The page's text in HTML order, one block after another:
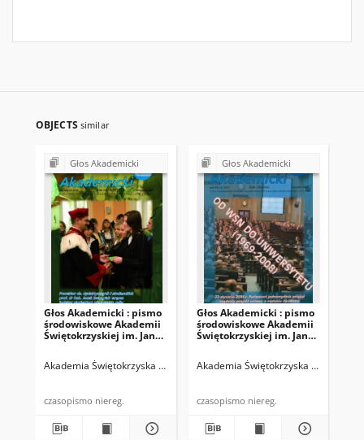
OBJECTS similar
Głos Akademicki
Głos Akademicki : pismo
środowiskowe Akademii
Świętokrzyskiej im. Jana
Kielcach. 2007, R. XIV, nr
3 (52) : listopad 2007
Akademia Świętokrzyska im. Jana Kochanowskiego (Kielce) Biskup,
czasopismo niereg.
Głos Akademicki
Głos Akademicki : pismo
środowiskowe Akademii
Świętokrzyskiej im. Jana
Kielcach. 2008, R. XV, nr 1
(53) : marzec 2008
Akademia Świętokrzyska im. Jana
czasopismo niereg.